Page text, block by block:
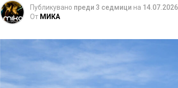
Публикувано преди 3 седмици на 14.07.2026
От МИКА